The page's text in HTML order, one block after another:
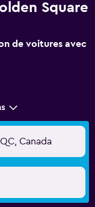
Square
de voitures avec
Canada